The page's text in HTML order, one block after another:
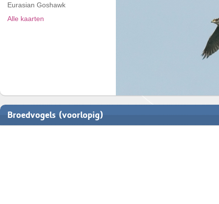
Eurasian Goshawk
Alle kaarten
Broedvogels (voorlopig)